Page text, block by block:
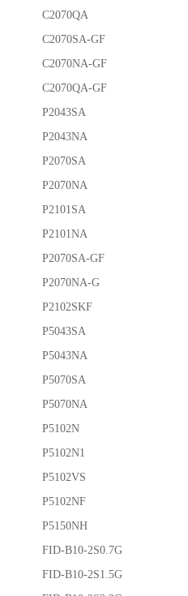
C2070QA
C2070SA-GF
C2070NA-GF
C2070QA-GF
P2043SA
P2043NA
P2070SA
P2070NA
P2101SA
P2101NA
P2070SA-GF
P2070NA-G
P2102SKF
P5043SA
P5043NA
P5070SA
P5070NA
P5102N
P5102N1
P5102VS
P5102NF
P5150NH
FID-B10-2S0.7G
FID-B10-2S1.5G